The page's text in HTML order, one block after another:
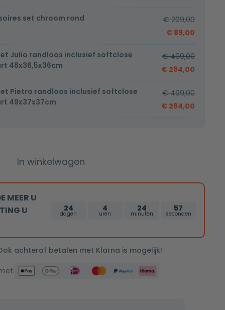
set chroom rond €209,00
€ 89,00
Julio randloos inclusief softclose
48x36,5x36cm
€499,00
€ 284,00
Pietro randloos inclusief softclose
49x37x37cm
€499,00
€ 284,00
In winkelwagen
MEER U
U
24
dagen
4
uren
24
minuten
55
seconden
achteraf betalen met Klarna is mogelijk!